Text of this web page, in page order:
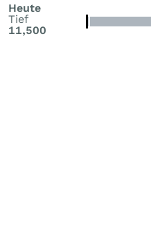
Heute
Tief
11,500